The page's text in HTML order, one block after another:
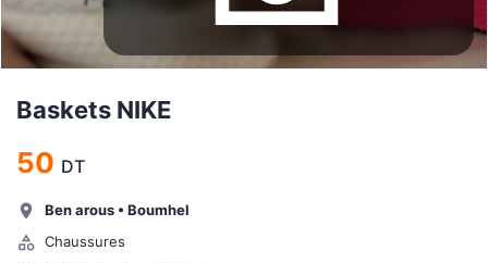
Baskets NIKE
50 DT
Ben arous • Boumhel
Chaussures